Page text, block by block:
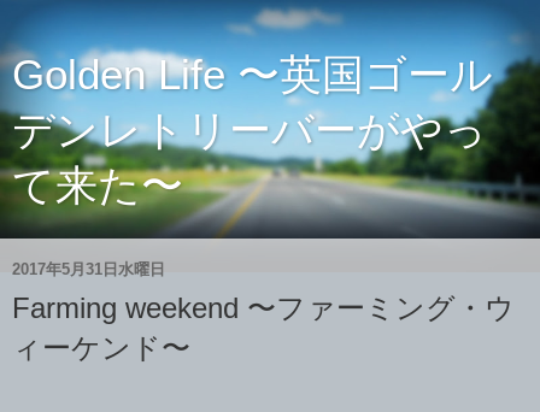
Golden Life 〜英国ゴール
デンレトリーバーがやっ
て来た〜
2017年5月31日水曜日
Farming weekend 〜ファーミング・ウ
ィーケンド〜